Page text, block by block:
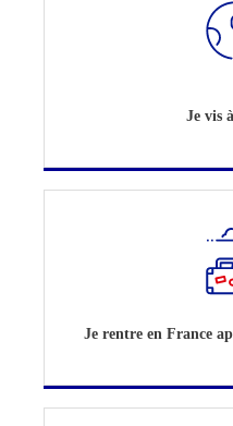
Je vis
Je rentre en France